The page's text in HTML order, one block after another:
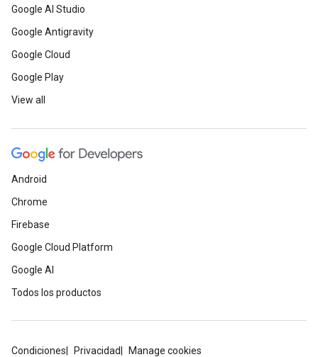
Google AI Studio
Google Antigravity
Google Cloud
Google Play
View all
Android
Chrome
Firebase
Google Cloud Platform
Google AI
Todos los productos
Condiciones Privacidad Manage cookies